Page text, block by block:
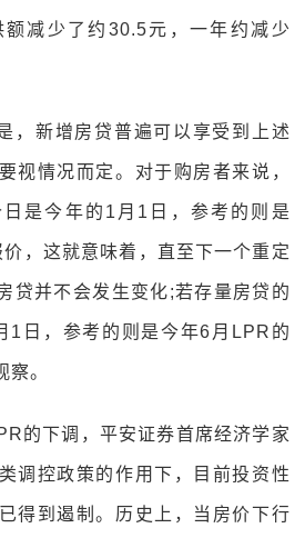
减少了约30.5元，一年约减少
，新增房贷普遍可以享受到上述
视情况而定。对于购房者来说，
是今年的1月1日，参考的则是
，这就意味着，直至下一个重定
贷并不会发生变化;若存量房贷的
1日，参考的则是今年6月LPR的
察。
的下调，平安证券首席经济学家
调控政策的作用下，目前投资性
得到遏制。历史上，当房价下行